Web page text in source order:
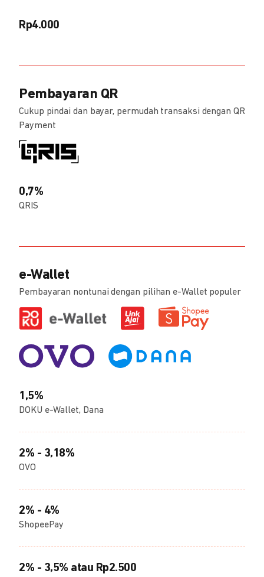
Rp4.000
Pembayaran QR
Cukup pindai dan bayar, permudah transaksi dengan QR
Payment
0,7%
QRIS
e-Wallet
Pembayaran nontunai dengan pilihan e-Wallet populer
1,5%
DOKU e-Wallet, Dana
2% - 3,18%
OVO
2% - 4%
ShopeePay
2% - 3,5% atau Rp2.500